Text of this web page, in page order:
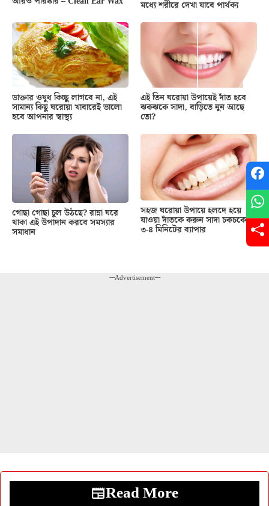
মধ্যে শরীরে দেখা যাবে পার্থক্য
ডাক্তার ওষুধ কিচ্ছু লাগবে না, এই
সামান্য কিছু ঘরোয়া খাবারেই ভালো
হবে আপনার স্বাস্থ্য
এই তিন ঘরোয়া উপায়েই দাঁত হবে
ঝকঝকে সাদা, বাড়িতে নুন আছে
তো?
গোছা গোছা চুল উঠছে? রান্না ঘরে
থাকা এই উপাদান করবে সমস্যার
সমাধান
সহজ ঘরোয়া উপায়ে হলদে হয়ে
যাওয়া দাঁতকে করুন সাদা চকচকে,
৩-৪ মিনিটের ব্যাপার
---Advertisement---
Read More